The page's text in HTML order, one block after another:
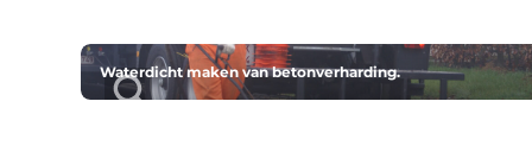
Home
Waterdicht maken van betonverharding.